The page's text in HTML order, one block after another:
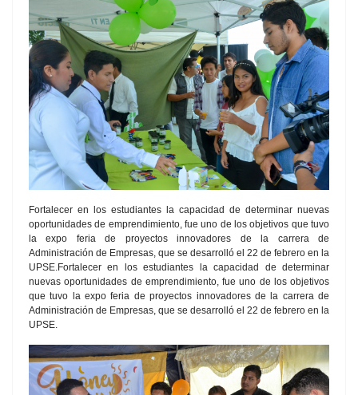
Fortalecer en los estudiantes la capacidad de determinar nuevas
oportunidades de emprendimiento, fue uno de los objetivos que tuvo
la expo feria de proyectos innovadores de la carrera de
Administración de Empresas, que se desarrolló el 22 de febrero en la
UPSE.Fortalecer en los estudiantes la capacidad de determinar
nuevas oportunidades de emprendimiento, fue uno de los objetivos
que tuvo la expo feria de proyectos innovadores de la carrera de
Administración de Empresas, que se desarrolló el 22 de febrero en la
UPSE.